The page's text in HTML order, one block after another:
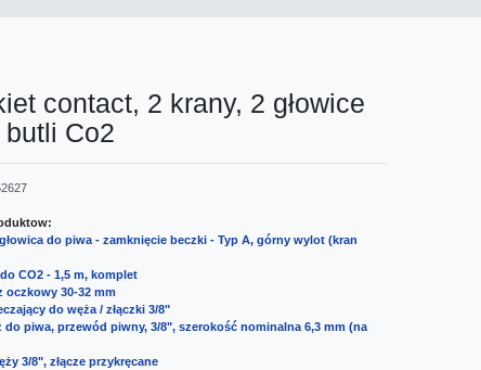
contact, 2 krany, 2 głowice
Co2
do piwa - zamknięcie beczki - Typ A, górny wylot (kran
CO2 - 1,5 m, komplet
oczkowy 30-32 mm
do węża / złączki 3/8"
do piwa, przewód piwny, 3/8", szerokość nominalna 6,3 mm (na
3/8", złącze przykręcane